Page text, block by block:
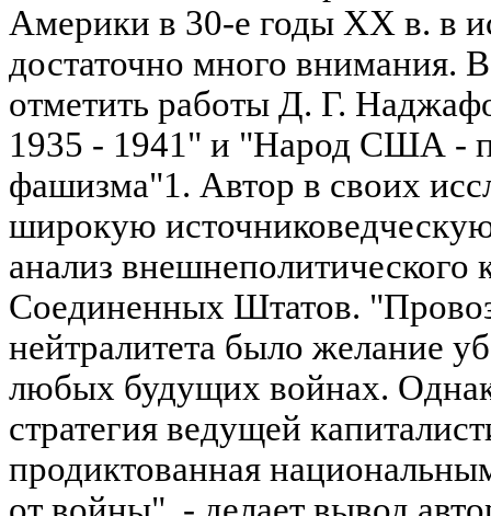
Америки в 30-е годы XX в. в
достаточно много внимания.
отметить работы Д. Г.
1935 - 1941" и "Народ США -
фашизма"1. Автор в своих
широкую
анализ внешнеполитического
Соединенных Штатов.
нейтралитета было желание
любых будущих войнах.
стратегия ведущей
продиктованная